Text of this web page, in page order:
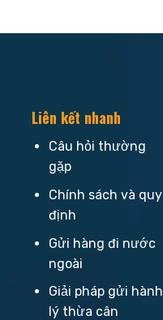
Liên kết nhanh
Câu hỏi thường
gặp
Chính sách và quy
định
Gửi hàng đi nước
ngoài
Giải pháp gửi hành
lý thừa cân